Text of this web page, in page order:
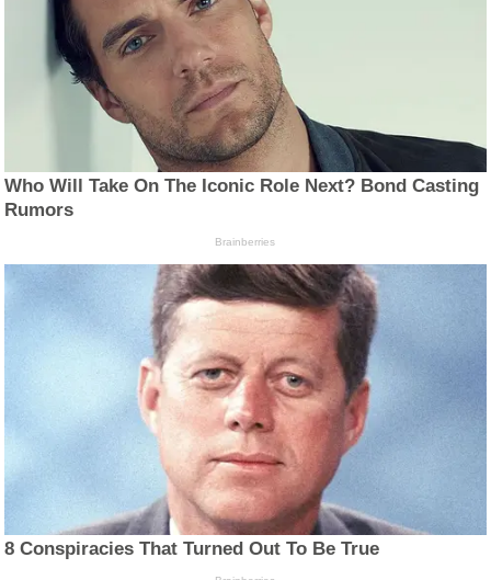
Who Will Take On The Iconic Role Next? Bond Casting
Rumors
Brainberries
8 Conspiracies That Turned Out To Be True